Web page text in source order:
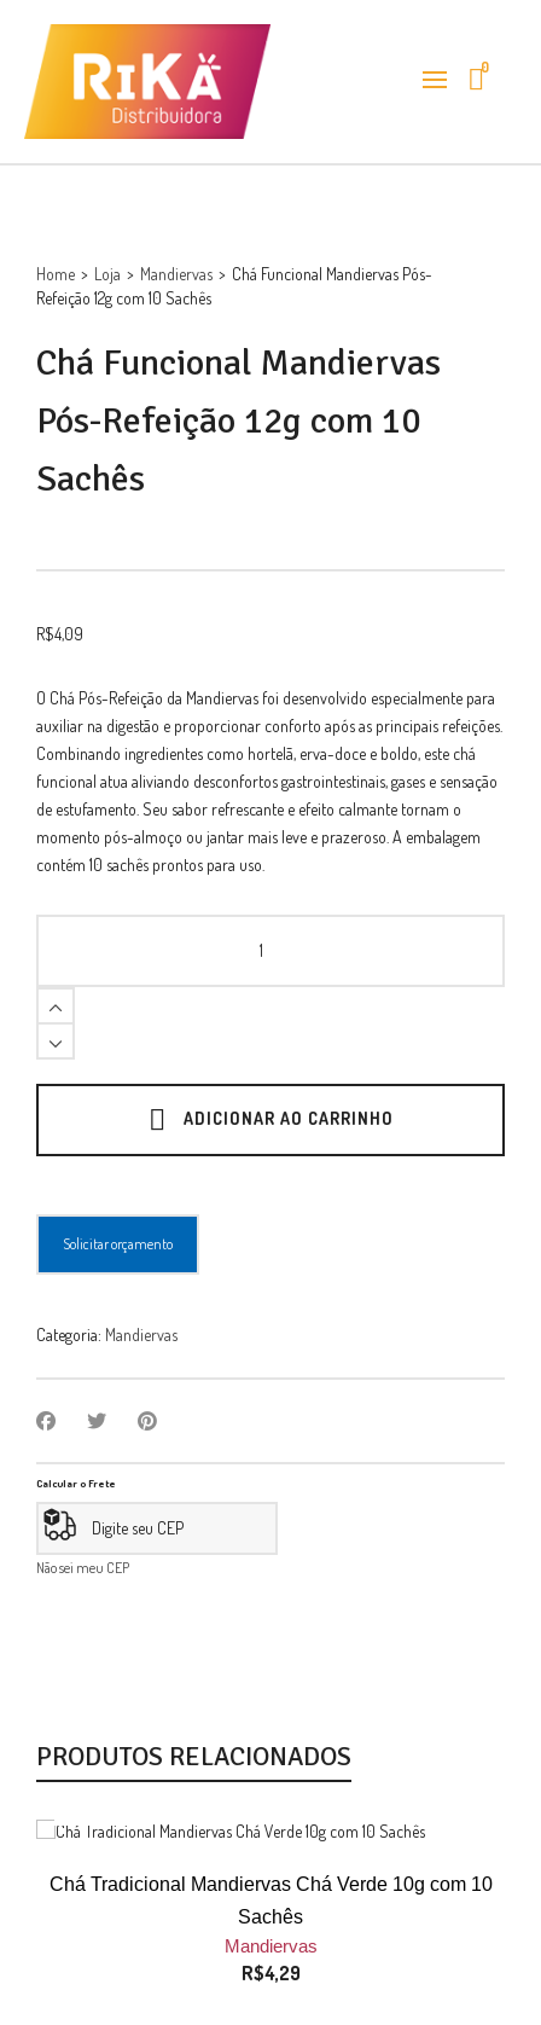
0
Home > Loja > Mandiervas > Chá Funcional Mandiervas Pós-
Refeição 12g com 10 Sachês
Chá Funcional Mandiervas
Pós-Refeição 12g com 10
Sachês
R$4,09
O Chá Pós-Refeição da Mandiervas foi desenvolvido especialmente para
auxiliar na digestão e proporcionar conforto após as principais refeições.
Combinando ingredientes como hortelã, erva-doce e boldo, este chá
funcional atua aliviando desconfortos gastrointestinais, gases e sensação
de estufamento. Seu sabor refrescante e efeito calmante tornam o
momento pós-almoço ou jantar mais leve e prazeroso. A embalagem
contém 10 sachês prontos para uso.
Refeição
12g
ADICIONAR AO CARRINHO
Solicitar orçamento
Categoria: Mandiervas
Calcular o Frete
Não sei meu CEP
PRODUTOS RELACIONADOS
Chá Tradicional Mandiervas Chá Verde 10g com 10
Sachês
Mandiervas
R$4,29